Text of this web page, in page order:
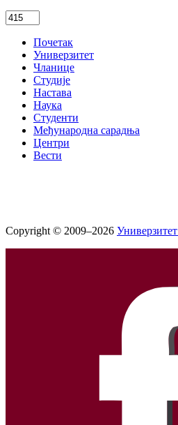
Почетак
Универзитет
Чланице
Студије
Настава
Наука
Студенти
Међународна сарадња
Центри
Вести
Copyright © 2009–2026